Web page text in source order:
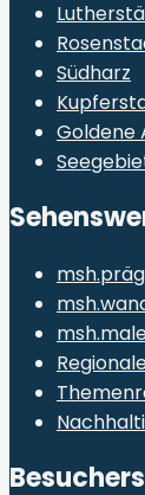
Südharz
Goldene